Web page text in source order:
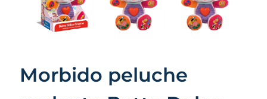
Morbido peluche